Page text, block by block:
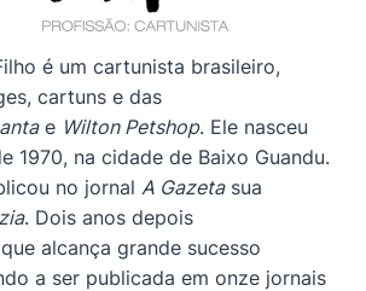
é um cartunista brasileiro,
cartuns e das
e Wilton Petshop. Ele nasceu
1970, na cidade de Baixo Guandu.
no jornal A Gazetasua
. Dois anos depois
alcança grande sucesso
a ser publicada em onze jornais